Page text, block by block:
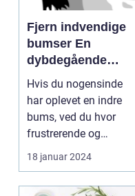
Fjern indvendige
bumser En
dybdegående
guide til smuk hud
Hvis du nogensinde
har oplevet en indre
bums, ved du hvor
frustrerende og
smertefuldt det kan
være. ...
18 januar 2024